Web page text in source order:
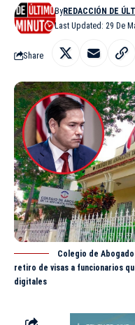
Last Updated: 29 De
ByREDACCIÓN DE
Share
Colegio de
retiro de visas a funcionarios
digitales